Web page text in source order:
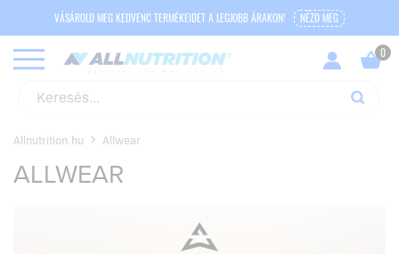
VÁSÁROLD MEG KEDVENC TERMÉKEIDET A LEGJOBB ÁRAKON! NÉZD MEG
Allnutrition.hu Allwear
ALLWEAR